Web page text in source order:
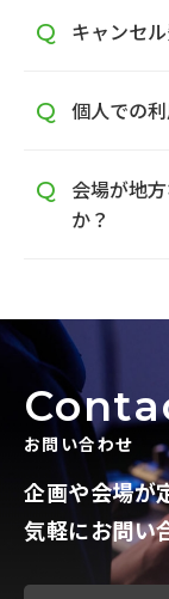
キャンセ
個人での
会場が地
か？
お問い合わせ
企画や会場が
気軽にお問い